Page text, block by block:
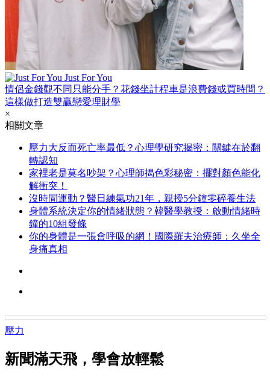
Just For You
情侶金錢觀不同只能分手？花錢坐計程車是浪費錢或買時間？
這樣做打造雙贏戀愛理財學
×
相關文章
壓力大反而死亡率最低？心理學研究揭密：關鍵在於翻
轉認知
家裡老是莫名吵架？心理師揭色彩秘密：擺對顏色能化
解衝突！
沒時間運動？醫日練氣功21年，親授5分鐘零碎養生法
身體系統決定你的情緒狀態？韓醫學教授：啟動情緒時
鐘的10組發條
你的身體是一張會呼吸的網！國際羅夫治療師：久坐全
身痛真相
壓力
新聞滿天飛，學會放輕鬆